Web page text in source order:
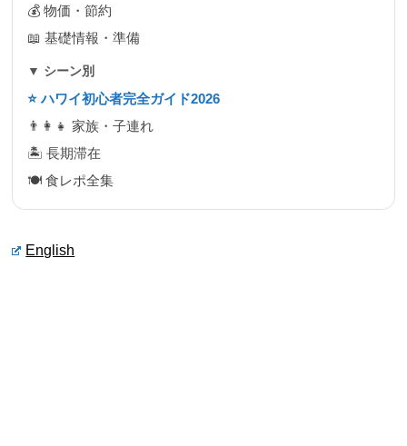
💰 物価・節約
📖 基礎情報・準備
▼ シーン別
⭐ ハワイ初心者完全ガイド2026
👨‍👩‍👧 家族・子連れ
🏝 長期滞在
🍽 食レポ全集
English